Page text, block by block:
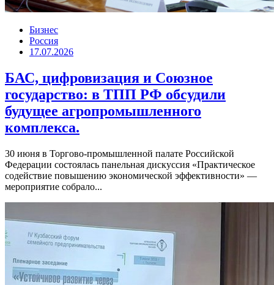
Бизнес
Россия
17.07.2026
БАС, цифровизация и Союзное
государство: в ТПП РФ обсудили
будущее агропромышленного
комплекса.
30 июня в Торгово-промышленной палате Российской
Федерации состоялась панельная дискуссия «Практическое
содействие повышению экономической эффективности» —
мероприятие собрало...